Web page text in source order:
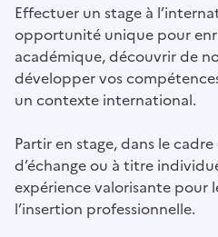
Effectuer un stage à
opportunité unique pour
académique, découvrir de
développer vos
un contexte international.
Partir en stage, dans le
d’échange ou à titre
expérience valorisante pour
l’insertion professionnelle.